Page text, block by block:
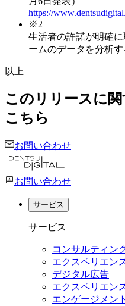
https://
※2
生活者の許諾が明確
ームのデータを分析
以上
このリリースに
こちら
お問い合わせ
お問い合わせ
サービス
サービス
コンサルティン
エクスペリエン
デジタル広告
エクスペリエン
エンゲージメン